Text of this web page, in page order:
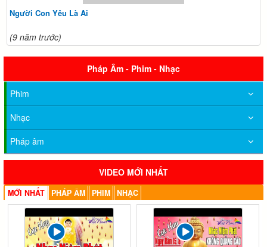
Người Con Yêu Là Ai
(9 năm trước)
Pháp Âm - Phim - Nhạc
Phim
Nhạc
Pháp âm
VIDEO MỚI NHẤT
MỚI NHẤT PHÁP ÂM PHIM NHẠC